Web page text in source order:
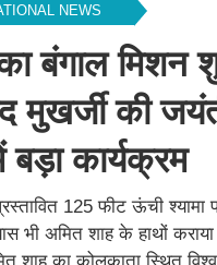
NEWS
बंगाल मिशन
मुखर्जी की
कार्यक्रम
125 फीट ऊंची श्यामा
भी अमित शाह के हाथों